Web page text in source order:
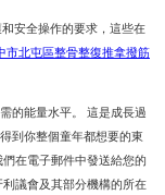
安全操作的要求，這些在
市北屯區整骨整復推拿撥筋
的能量水平。 這是成長過
到你整個童年都想要的東
在電子郵件中發送給您的
議會及其部分機構的所在